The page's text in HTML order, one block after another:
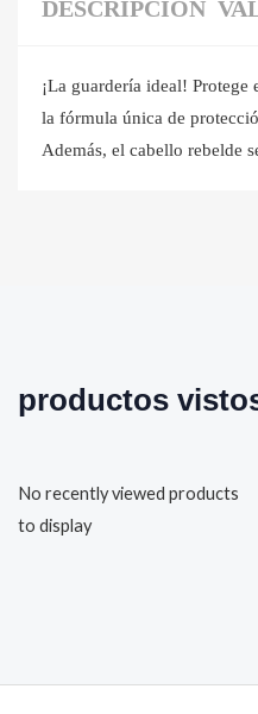
DESCRIPCIÓN
¡La guardería ideal!
la fórmula única de
Además, el cabello rebelde
productos
No recently viewed products
to display